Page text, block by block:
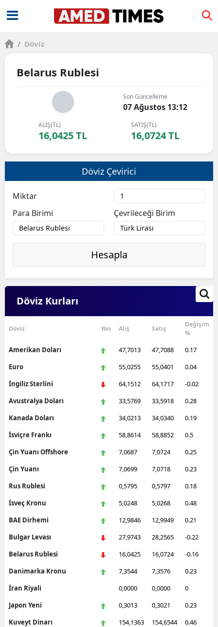
/ Döviz
Belarus Rublesi
Son Güncelleme
07 Ağustos 13:12
ALIŞ(TL)
16,0425 TL
SATIŞ(TL)
16,0724 TL
Döviz Çevirici
Miktar
Para Birimi
Çevrileceği Birim
Hesapla
Döviz Kurları
Döviz Yön Alış Satış
Değişim
%
Amerikan Doları 47,7013 47,7088
0.17
Euro
55,0255 55,0401
0.04
İngiliz Sterlini
64,1512 64,1717
-0.02
Avustralya Doları
33,5769 33,5918
0.28
Kanada Doları
34,0213 34,0340
0.19
İsviçre Frankı
58,8614 58,8852
0.5
Çin Yuanı Offshore
7,0687 7,0724
0.25
Çin Yuanı
7,0699 7,0718
0.23
Rus Rublesi
0,5795 0,5797
0.18
İsveç Kronu
5,0248 5,0268
0.48
BAE Dirhemi
12,9846 12,9949
0.21
Bulgar Levası
27,9743 28,2565
-0.22
Belarus Rublesi
16,0425 16,0724
-0.16
Danimarka Kronu
7,3544 7,3576
0.23
İran Riyali
0,0000 0,0000
0
Japon Yeni
0,3013 0,3021
0.23
Kuveyt Dinarı
154,1363 154,6544
0.46